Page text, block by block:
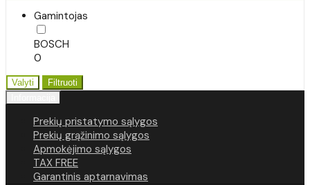
Gamintojas
BOSCH
0
Valyti
Filtruoti
Prekių pristatymo sąlygos
Prekių grąžinimo sąlygos
Apmokėjimo sąlygos
TAX FREE
Garantinis aptarnavimas